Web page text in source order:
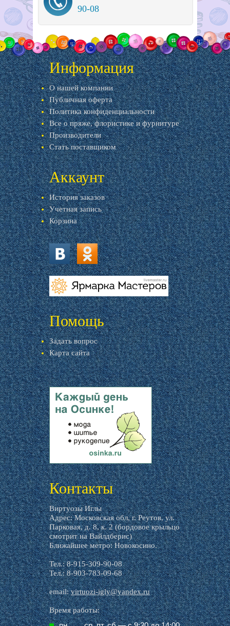
90-08
Информация
О нашей компании
Публичная оферта
Политика конфиденциальности
Все о пряже, флористике и фурнитуре
Производители
Стать поставщиком
Аккаунт
История заказов
Учетная запись
Корзина
vk.com ok.ru
livemaster.ru
Помощь
Задать вопрос
Карта сайта
livemaster.ru
Контакты
Виртуозы Иглы
Адрес: Московская обл, г. Реутов, ул.
Парковая, д. 8, к. 2 (бордовое крыльцо
смотрит на Вайлдберис)
Ближайшее метро: Новокосино.
Тел.: 8-915-309-90-08
Тел.: 8-903-783-09-68
email:virtuozi-igly@yandex.ru
Время работы: